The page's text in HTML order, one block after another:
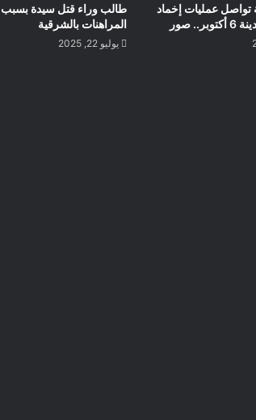
تواصل عمليات إخماد
صور
طالب وراء قتل سيدة بسبب
المراهنات بالشرقية
يوليو 22, 2025